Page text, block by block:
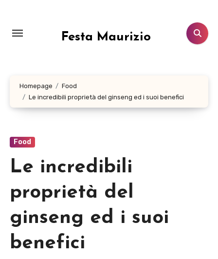
contenuto
Festa Maurizio
Homepage
Food
Le incredibili proprietà del ginseng ed i suoi benefici
Food
Le incredibili
proprietà del
ginseng ed i suoi
benefici